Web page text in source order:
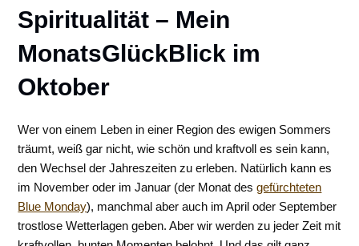
Spiritualität – Mein
MonatsGlückBlick im
Oktober
Wer von einem Leben in einer Region des ewigen Sommers
träumt, weiß gar nicht, wie schön und kraftvoll es sein kann,
den Wechsel der Jahreszeiten zu erleben. Natürlich kann es
im November oder im Januar (der Monat desgefürchteten
Blue Monday), manchmal aber auch im April oder September
trostlose Wetterlagen geben. Aber wir werden zu jeder Zeit mit